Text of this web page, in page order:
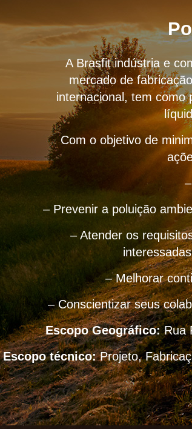
A Brasfit indústria e
mercado de
internacional, tem como
Com o objetivo de
– Prevenir a poluição
– Atender os
– Melhorar
– Conscientizar seus
Escopo Geográfico:Rua
Escopo técnico:Projeto,